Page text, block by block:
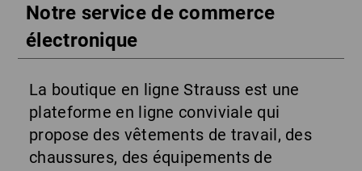
Notre service de commerce
électronique
La boutique en ligne Strauss est une
plateforme en ligne conviviale qui
propose des vêtements de travail, des
chaussures, des équipements de